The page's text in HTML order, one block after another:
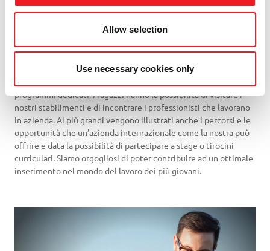
Allow selection
Use necessary cookies only
Avviciniamo gli studenti al mondo del lavoro
Partecipiamo con entusiasmo a iniziative che promuovono
programmi dedicati, i ragazzi hanno la possibilità di visitare i
nostri stabilimenti e di incontrare i professionisti che lavorano
in azienda. Ai più grandi vengono illustrati anche i percorsi e le
opportunità che un’azienda internazionale come la nostra può
offrire e data la possibilità di partecipare a stage o tirocini
curriculari. Siamo orgogliosi di poter contribuire ad un ottimale
inserimento nel mondo del lavoro dei più giovani.